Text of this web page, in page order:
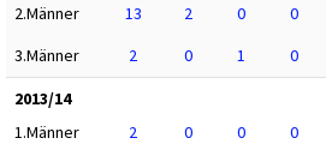
2.Männer
13 2 0 0
3.Männer
2 0 1 0
2013/14
1.Männer
2 0 0 0